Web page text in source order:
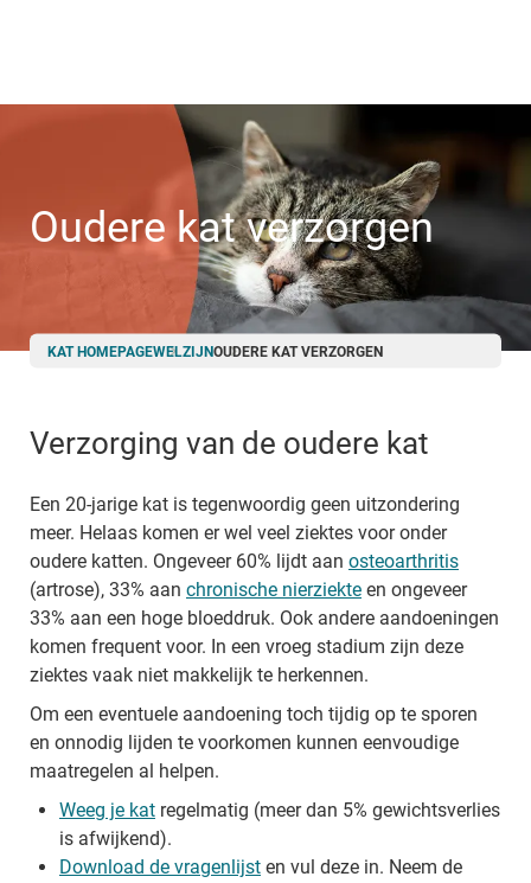
content
Oudere kat verzorgen
Breadcrumb
KAT HOMEPAGEWELZIJNOUDERE KAT VERZORGEN
Verzorging van de oudere kat
Een 20-jarige kat is tegenwoordig geen uitzondering
meer. Helaas komen er wel veel ziektes voor onder
oudere katten. Ongeveer 60% lijdt aan osteoarthritis
(artrose), 33% aan chronische nierziekte en ongeveer
33% aan een hoge bloeddruk. Ook andere aandoeningen
komen frequent voor. In een vroeg stadium zijn deze
ziektes vaak niet makkelijk te herkennen.
Om een eventuele aandoening toch tijdig op te sporen
en onnodig lijden te voorkomen kunnen eenvoudige
maatregelen al helpen.
Weeg je kat regelmatig (meer dan 5% gewichtsverlies
is afwijkend).
Download de vragenlijst en vul deze in. Neem de